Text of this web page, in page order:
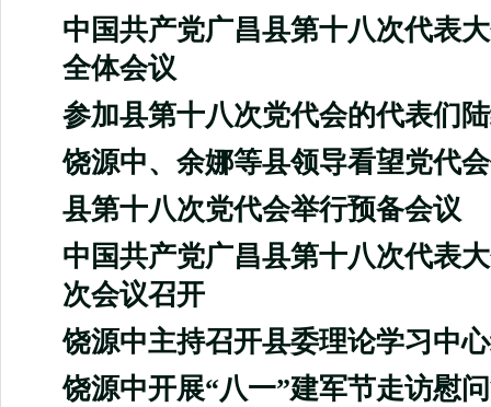
中国共产党广昌县第十八次代表
全体会议
参加县第十八次党代会的代表们
饶源中、余娜等县领导看望党代
县第十八次党代会举行预备会议
中国共产党广昌县第十八次代表
次会议召开
饶源中主持召开县委理论学习中
饶源中开展“八一”建军节走访慰